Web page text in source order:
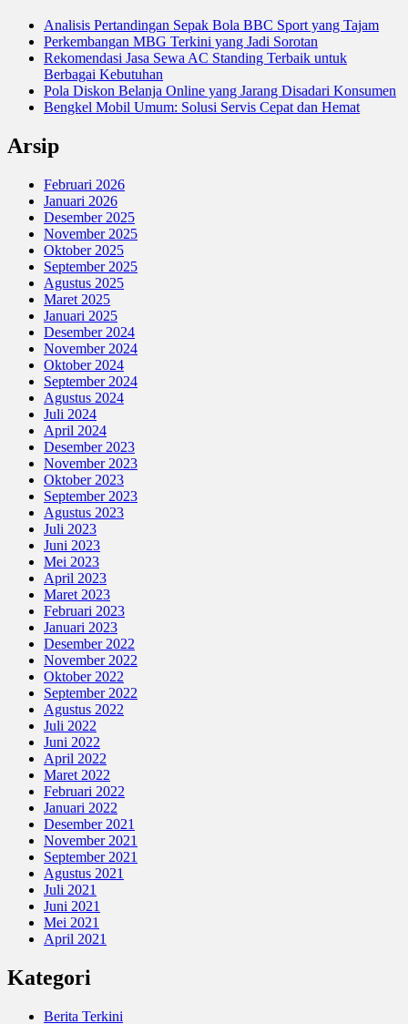
Analisis Pertandingan Sepak Bola BBC Sport yang Tajam
Perkembangan MBG Terkini yang Jadi Sorotan
Rekomendasi Jasa Sewa AC Standing Terbaik untuk
Berbagai Kebutuhan
Pola Diskon Belanja Online yang Jarang Disadari Konsumen
Bengkel Mobil Umum: Solusi Servis Cepat dan Hemat
Arsip
Februari 2026
Januari 2026
Desember 2025
November 2025
Oktober 2025
September 2025
Agustus 2025
Maret 2025
Januari 2025
Desember 2024
November 2024
Oktober 2024
September 2024
Agustus 2024
Juli 2024
April 2024
Desember 2023
November 2023
Oktober 2023
September 2023
Agustus 2023
Juli 2023
Juni 2023
Mei 2023
April 2023
Maret 2023
Februari 2023
Januari 2023
Desember 2022
November 2022
Oktober 2022
September 2022
Agustus 2022
Juli 2022
Juni 2022
April 2022
Maret 2022
Februari 2022
Januari 2022
Desember 2021
November 2021
September 2021
Agustus 2021
Juli 2021
Juni 2021
Mei 2021
April 2021
Kategori
Berita Terkini